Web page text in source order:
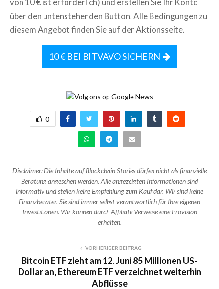
von 10 € ist erforderlich) und erstellen Sie Ihr Konto
über den untenstehenden Button. Alle Bedingungen zu
diesem Angebot finden Sie auf der Aktionsseite.
10 € BEI BITVAVO SICHERN
0
Disclaimer: Die Inhalte auf Blockchain Stories dürfen nicht als finanzielle
Beratung angesehen werden. Alle angezeigten Informationen sind
informativ und stellen keine Empfehlung zum Kauf dar. Wir sind keine
Finanzberater. Sie sind immer selbst verantwortlich für Ihre eigenen
Investitionen. Wir können durch Affiliate-Verweise eine Provision
erhalten.
VORHERIGER BEITRAG
Bitcoin ETF zieht am 12. Juni 85 Millionen US-
Dollar an, Ethereum ETF verzeichnet weiterhin
Abflüsse